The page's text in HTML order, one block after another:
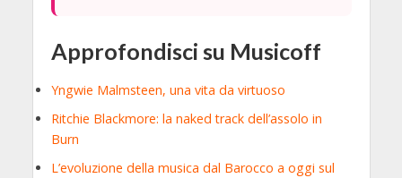
Approfondisci su Musicoff
Yngwie Malmsteen, una vita da virtuoso
Ritchie Blackmore: la naked track dell’assolo in
Burn
L’evoluzione della musica dal Barocco a oggi sul